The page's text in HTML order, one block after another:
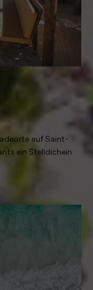
auf Saint-
ein Stelldichein